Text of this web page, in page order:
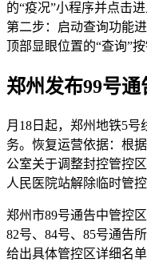
的“疫况”小程序并点击
第二步：启动查询功能
顶部显眼位置的“查询”
郑州发布99号
月18日起，郑州地铁5
务。恢复运营依据：根
公室关于调整封控管控
人民医院站解除临时管
郑州市89号通告中管控
82号、84号、85号通告
给出具体管控区详细名